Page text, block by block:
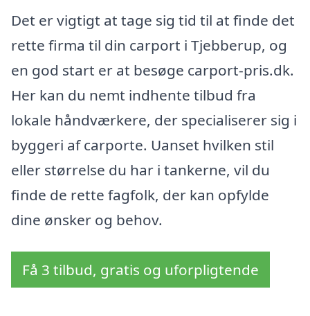
Det er vigtigt at tage sig tid til at finde det
rette firma til din carport i Tjebberup, og
en god start er at besøge carport-pris.dk.
Her kan du nemt indhente tilbud fra
lokale håndværkere, der specialiserer sig i
byggeri af carporte. Uanset hvilken stil
eller størrelse du har i tankerne, vil du
finde de rette fagfolk, der kan opfylde
dine ønsker og behov.
Få 3 tilbud, gratis og uforpligtende